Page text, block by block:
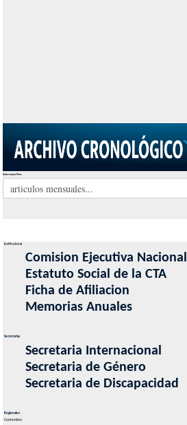
Seleccionar Mes
Institucional
Comision Ejecutiva Nacional
Estatuto Social de la CTA
Ficha de Afiliacion
Memorias Anuales
Secretarias
Secretaria Internacional
Secretaria de Género
Secretaria de Discapacidad
Regionales
Contenidos